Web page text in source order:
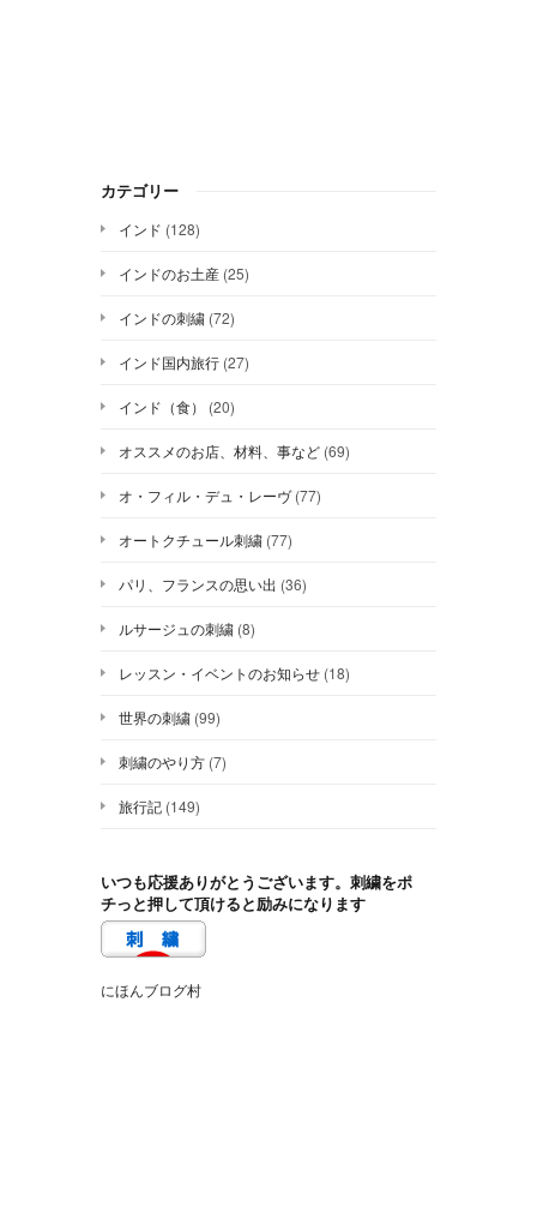
カテゴリー
インド (128)
インドのお土産 (25)
インドの刺繍 (72)
インド国内旅行 (27)
インド（食） (20)
オススメのお店、材料、事など (69)
オ・フィル・デュ・レーヴ(77)
オートクチュール刺繍 (77)
パリ、フランスの思い出 (36)
ルサージュの刺繍 (8)
レッスン・イベントのお知らせ (18)
世界の刺繍 (99)
刺繍のやり方 (7)
旅行記 (149)
いつも応援ありがとうございます。刺繍をポ
チっと押して頂けると励みになります
にほんブログ村